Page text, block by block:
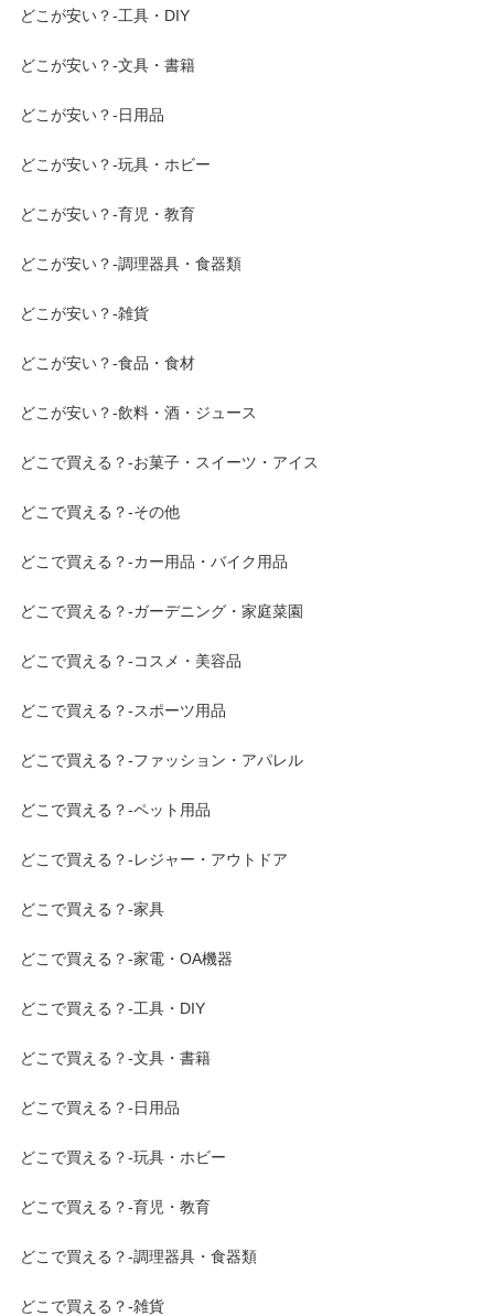
どこが安い？-工具・DIY
どこが安い？-文具・書籍
どこが安い？-日用品
どこが安い？-玩具・ホビー
どこが安い？-育児・教育
どこが安い？-調理器具・食器類
どこが安い？-雑貨
どこが安い？-食品・食材
どこが安い？-飲料・酒・ジュース
どこで買える？-お菓子・スイーツ・アイス
どこで買える？-その他
どこで買える？-カー用品・バイク用品
どこで買える？-ガーデニング・家庭菜園
どこで買える？-コスメ・美容品
どこで買える？-スポーツ用品
どこで買える？-ファッション・アパレル
どこで買える？-ペット用品
どこで買える？-レジャー・アウトドア
どこで買える？-家具
どこで買える？-家電・OA機器
どこで買える？-工具・DIY
どこで買える？-文具・書籍
どこで買える？-日用品
どこで買える？-玩具・ホビー
どこで買える？-育児・教育
どこで買える？-調理器具・食器類
どこで買える？-雑貨